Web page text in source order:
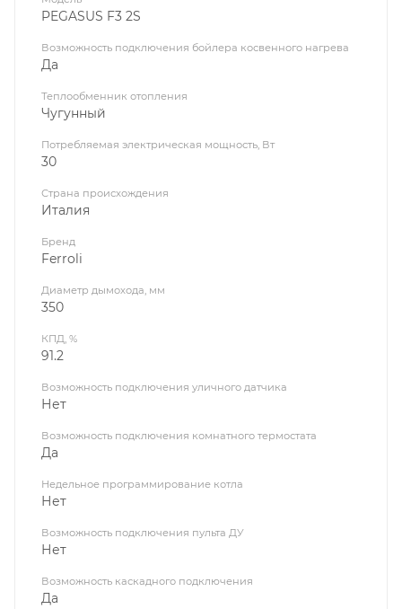
PEGASUS F3 2S
Возможность подключения бойлера косвенного нагрева
Да
Теплообменник отопления
Чугунный
Потребляемая электрическая мощность, Вт
30
Страна происхождения
Италия
Бренд
Ferroli
Диаметр дымохода, мм
350
КПД, %
91.2
Возможность подключения уличного датчика
Нет
Возможность подключения комнатного термостата
Да
Недельное программирование котла
Нет
Возможность подключения пульта ДУ
Нет
Возможность каскадного подключения
Да